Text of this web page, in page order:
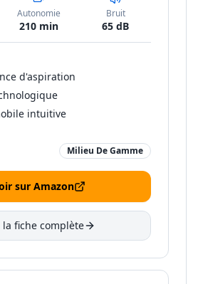
Autonomie
210 min
Bruit
65 dB
d'aspiration
intuitive
Milieu De Gamme
sur Amazon
la fiche complète